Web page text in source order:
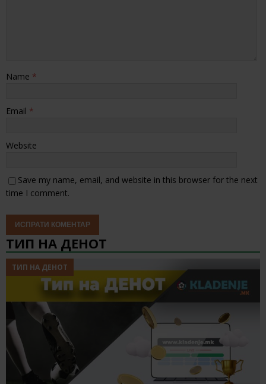
Name *
Email *
Website
Save my name, email, and website in this browser for the next
time I comment.
ТИП НА ДЕНОТ
ТИП НА ДЕНОТ